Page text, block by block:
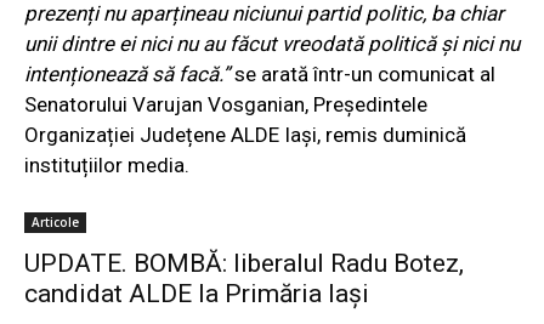
prezenți nu aparțineau niciunui partid politic, ba chiar
unii dintre ei nici nu au făcut vreodată politică și nici nu
intenționează să facă.”se arată într-un comunicat al
Senatorului Varujan Vosganian, Președintele
Organizației Județene ALDE Iași, remis duminică
instituțiilor media.
Articole
UPDATE. BOMBĂ: liberalul Radu Botez,
candidat ALDE la Primăria Iaşi